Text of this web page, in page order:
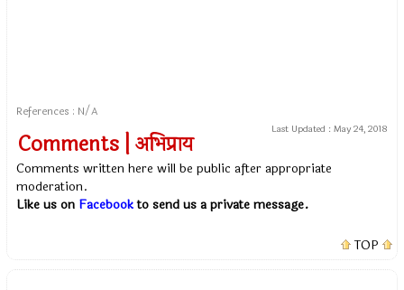
References : N/A
Last Updated : May 24, 2018
Comments | अभिप्राय
Comments written here will be public after appropriate
moderation.
Like us on Facebookto send us a private message.
TOP